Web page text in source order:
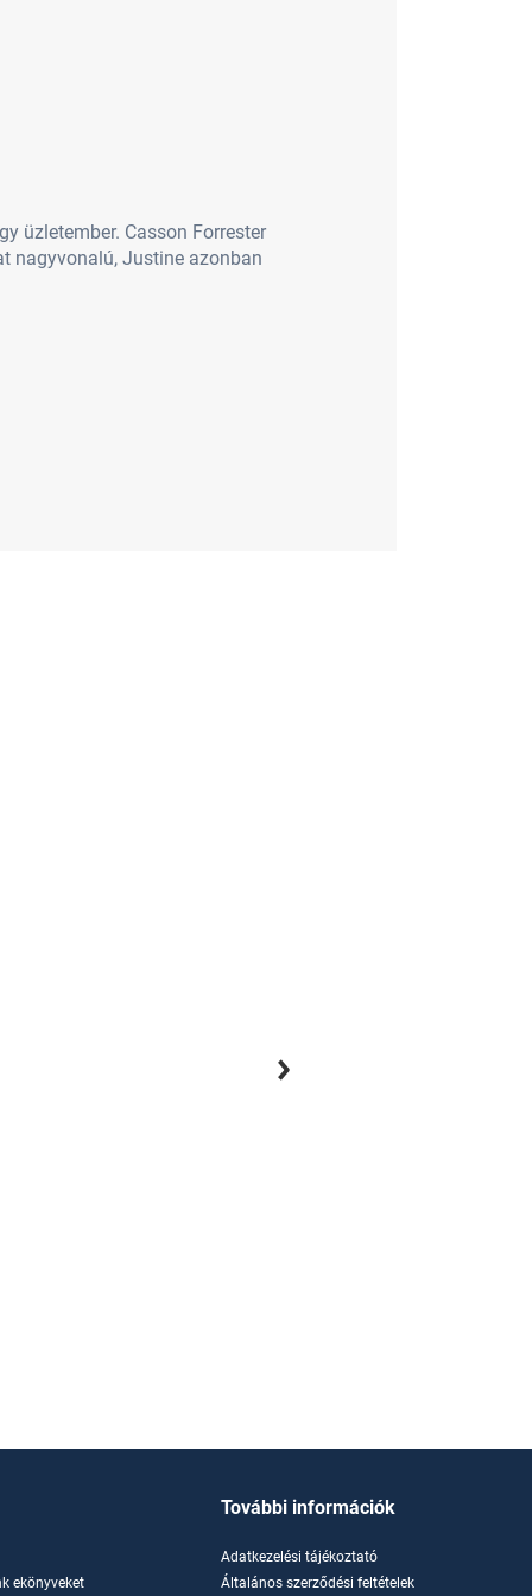
üzletember. Casson Forrester
nagyvonalú, Justine azonban
15
ekönyveket
További információk
Adatkezelési tájékoztató
Általános szerződési feltételek